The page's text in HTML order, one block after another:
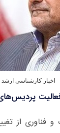
علمی
کاربردی
اخبار کارشناسی
و فناوری از